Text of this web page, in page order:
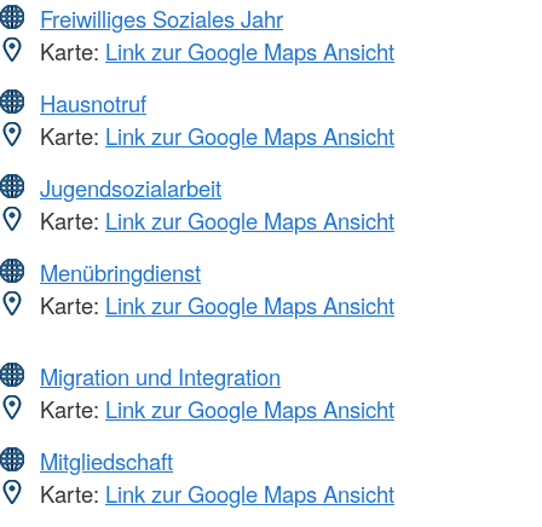
Freiwilliges Soziales Jahr
Karte: Link zur Google Maps Ansicht
Hausnotruf
Karte: Link zur Google Maps Ansicht
Jugendsozialarbeit
Karte: Link zur Google Maps Ansicht
Menübringdienst
Karte: Link zur Google Maps Ansicht
Migration und Integration
Karte: Link zur Google Maps Ansicht
Mitgliedschaft
Karte: Link zur Google Maps Ansicht